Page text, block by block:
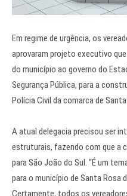
Em regime de urgência, os
aprovaram projeto executivo
do município ao governo do
Segurança Pública, para a
Polícia Civil da comarca de
A atual delegacia precisou ser
estruturais, fazendo com que a
para São João do Sul. “É um
para o município de Santa Rosa
Certamente, todos os